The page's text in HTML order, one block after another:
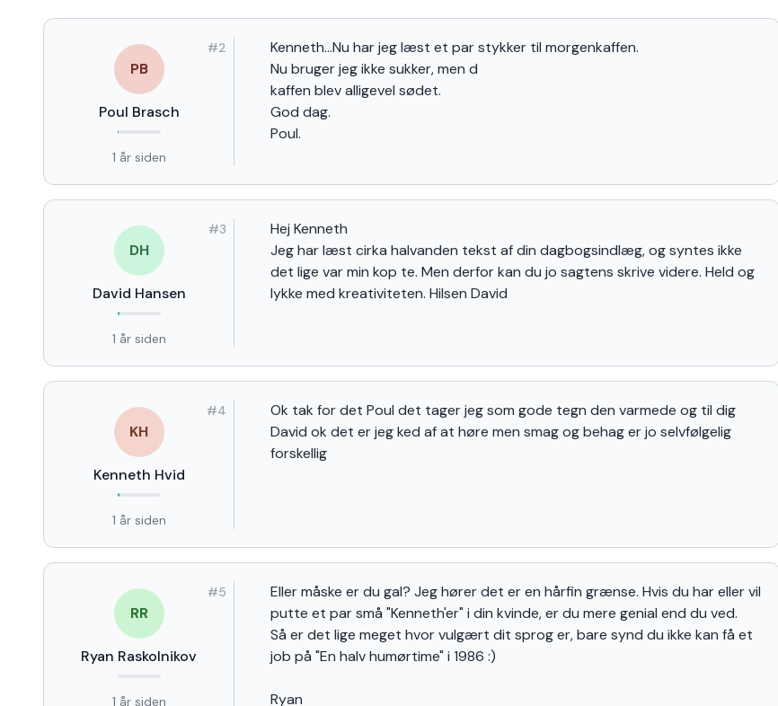
#2
PB
Poul Brasch
1 år siden
Kenneth...Nu har jeg læst et par stykker til morgenkaffen.
Nu bruger jeg ikke sukker, men d
kaffen blev alligevel sødet.
God dag.
Poul.
#3
DH
David Hansen
1 år siden
Hej Kenneth
Jeg har læst cirka halvanden tekst af din dagbogsindlæg, og syntes ikke
det lige var min kop te. Men derfor kan du jo sagtens skrive videre. Held og
lykke med kreativiteten. Hilsen David
#4
KH
Kenneth Hvid
1 år siden
Ok tak for det Poul det tager jeg som gode tegn den varmede og til dig
David ok det er jeg ked af at høre men smag og behag er jo selvfølgelig
forskellig
#5
RR
Ryan Raskolnikov
1 år siden
Eller måske er du gal? Jeg hører det er en hårfin grænse. Hvis du har eller vil
putte et par små "Kenneth'er" i din kvinde, er du mere genial end du ved.
Så er det lige meget hvor vulgært dit sprog er, bare synd du ikke kan få et
job på "En halv humørtime" i 1986 :)
Ryan